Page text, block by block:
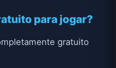
para jogar?
gratuito